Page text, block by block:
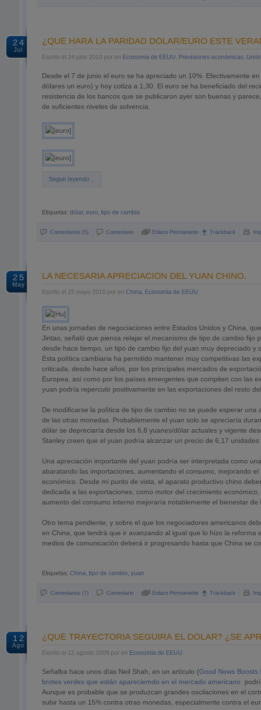
24
Jul
¿QUÉ HARÁ LA PARIDAD DÓLAR/EURO ESTE
Escrito el 24 julio 2010 por en Economía de EEUU, Previsiones económicas,
Desde el 7 de junio el euro se ha apreciado un 10%. Efectivamente
dólares un euro) y hoy cotiza a 1,30. El euro se ha beneficiado del
resistencia de los bancos que se publicaron ayer son buenas y
de suficientes niveles de solvencia.
Seguir leyendo…
Etiquetas:dólar,euro,tipo de cambio
Comentarios (5) Comentario Enlace Permanente Trackback
25
May
LA NECESARIA APRECIACIÓN DEL YUAN CHINO.
Escrito el 25 mayo 2010 por enChina, Economía de EEUU
En unas jornadas de negociaciones entre Estados Unidos y China,
Jintao, señaló que piensa relajar el mecanismo de tipo de cambio
desde hace tiempo, un tipo de cambio fijo del yuan muy depreciado
Esta política cambiaria ha permitido mantener muy competitivas las
criticada, desde hace años, por los principales mercados de
Europea, así como por los países emergentes que compiten con las
yuan podría repercutir positivamente en las exportaciones del resto
De modificarse la política de tipo de cambio no se puede esperar
de las otras monedas. Probablemente el yuan solo se apreciaría
dólar se depreciaría desde los 6,8 yuanes/dólar actuales y vigente
Stanley creen que el yuan podría alcanzar un precio de 6,17 unidades
Una apreciación importante del yuan podría ser interpretada como
abaratando las importaciones, aumentando el consumo, mejorando
económico. Desde mi punto de vista, el aparato productivo chino
dedicada a las exportaciones, como motor del crecimiento
aumento del consumo interno mejoraría notablemente el bienestar de
Otro tema pendiente, y sobre el que los negociadores americanos
en China, que tendrá que ir avanzando al igual que lo hizo la
medios de comunicación deberá ir progresando hasta que China se
Etiquetas:China,tipo de cambio,yuan
Comentarios (7) Comentario Enlace Permanente Trackback
12
Ago
¿QUÉ TRAYECTORIA SEGUIRÁ EL DÓLAR? ¿SE
Escrito el 12 agosto 2009 por en Economía de EEUU
Señalba hace unos días Neil Shah, en un artículo (Good News
brotes verdes que están apareciemdo en el mercado americano
Aunque es probable que se produzcan grandes oscilaciones en el
subir hasta un 15% contra otras monedas, especialmente contra el